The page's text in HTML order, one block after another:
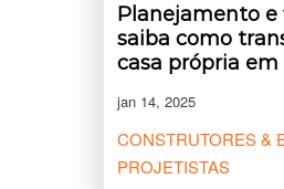
Planejamento
saiba como
casa própria
jan 14, 2025
CONSTRUTORES &
PROJETISTAS